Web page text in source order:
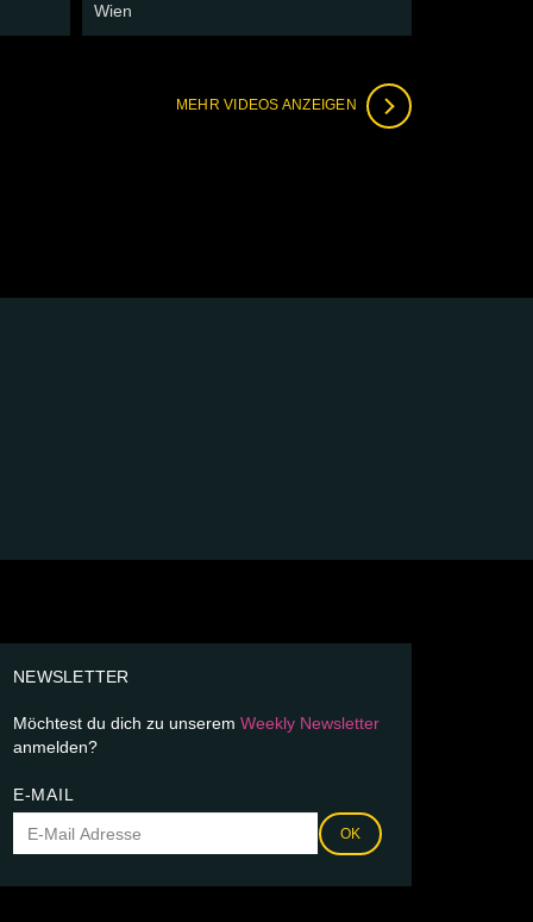
Wien
MEHR VIDEOS ANZEIGEN
NEWSLETTER
Möchtest du dich zu unserem Weekly Newsletter
anmelden?
E-MAIL
OK